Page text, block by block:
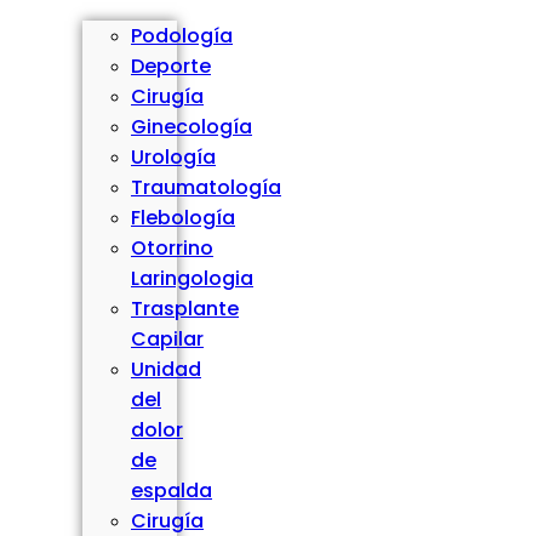
Podología
Deporte
Cirugía
Ginecología
Urología
Traumatología
Flebología
Otorrino
Laringologia
Trasplante
Capilar
Unidad
del
dolor
de
espalda
Cirugía